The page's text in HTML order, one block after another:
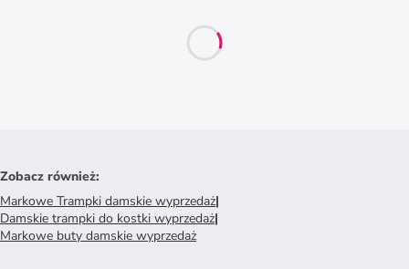
Zobacz również:
Markowe Trampki damskie wyprzedaż|
Damskie trampki do kostki wyprzedaż|
Markowe buty damskie wyprzedaż